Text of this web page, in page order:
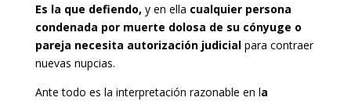
Es la que defiendo, y en ella cualquier persona
condenada por muerte dolosa de su cónyuge o
pareja necesita autorización judicialpara contraer
nuevas nupcias.
Ante todo es la interpretación razonable en la